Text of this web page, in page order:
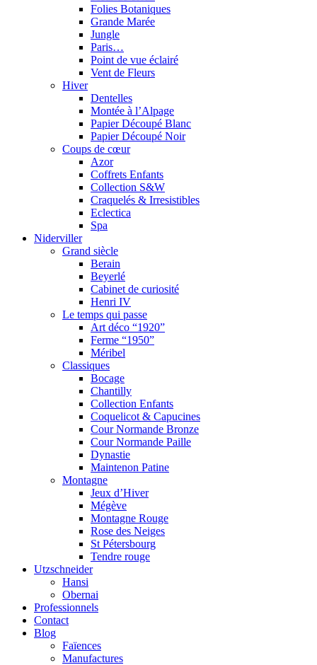
Folies Botaniques
Grande Marée
Jungle
Paris…
Point de vue éclairé
Vent de Fleurs
Hiver
Dentelles
Montée à l’Alpage
Papier Découpé Blanc
Papier Découpé Noir
Coups de cœur
Azor
Coffrets Enfants
Collection S&W
Craquelés & Irresistibles
Eclectica
Spa
Niderviller
Grand siècle
Berain
Beyerlé
Cabinet de curiosité
Henri IV
Le temps qui passe
Art déco “1920”
Ferme “1950”
Méribel
Classiques
Bocage
Chantilly
Collection Enfants
Coquelicot & Capucines
Cour Normande Bronze
Cour Normande Paille
Dynastie
Maintenon Patine
Montagne
Jeux d’Hiver
Mégève
Montagne Rouge
Rose des Neiges
St Pétersbourg
Tendre rouge
Utzschneider
Hansi
Obernai
Professionnels
Contact
Blog
Faïences
Manufactures